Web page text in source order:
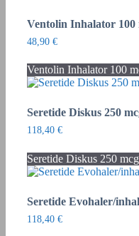
Ventolin Inhalator 100
48,90 €
Ventolin Inhalator 100
Seretide Diskus 250
118,40 €
Seretide Diskus 250
Seretide Evohaler/
118,40 €